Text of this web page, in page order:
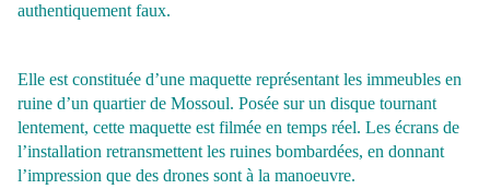
authentiquement faux.
Elle est constituée d’une maquette représentant les immeubles en
ruine d’un quartier de Mossoul. Posée sur un disque tournant
lentement, cette maquette est filmée en temps réel. Les écrans de
l’installation retransmettent les ruines bombardées, en donnant
l’impression que des drones sont à la manoeuvre.